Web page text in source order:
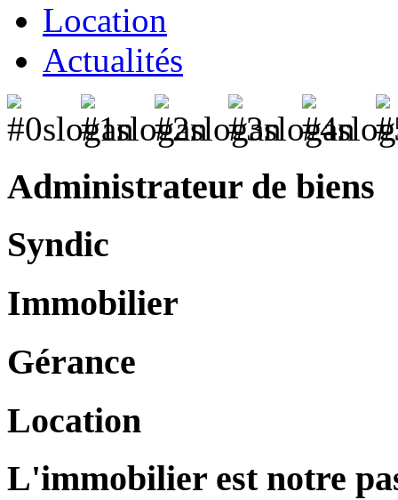
Location
Actualités
Administrateur de biens
Syndic
Immobilier
Gérance
Location
L'immobilier est notre